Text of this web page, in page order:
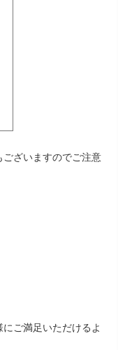
ざいますのでご注意
ご満足いただけるよ